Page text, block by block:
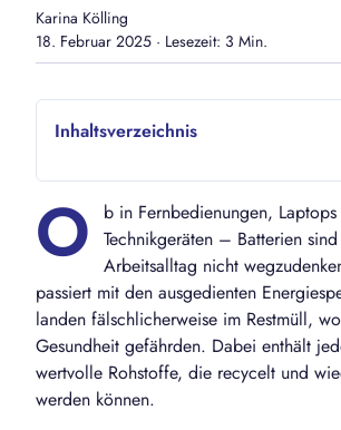
Karina Kölling
18. Februar 2025 · Lesezeit: 3 Min.
Inhaltsverzeichnis
O
b in Fernbedienungen,
Technikgeräten – Batterien
Arbeitsalltag nicht
passiert mit den ausgedienten
landen fälschlicherweise im Restmüll,
Gesundheit gefährden. Dabei enthält
wertvolle Rohstoffe, die recycelt und
werden können.